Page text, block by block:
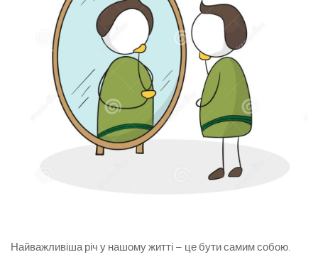
Найважливіша річ у нашому житті – це бути самим собою.